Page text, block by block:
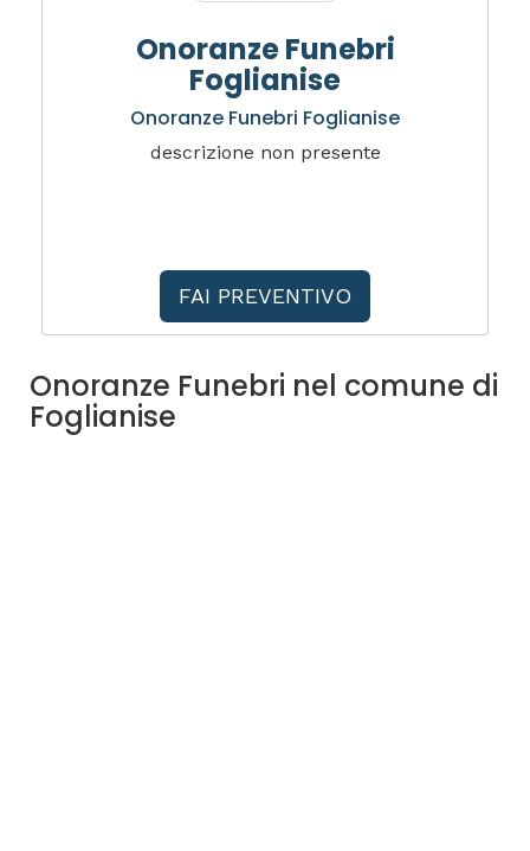
Onoranze Funebri
Foglianise
Onoranze Funebri Foglianise
descrizione non presente
FAI PREVENTIVO
Onoranze Funebri nel comune di
Foglianise